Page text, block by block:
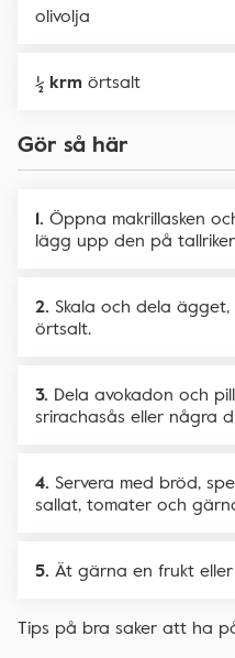
olivolja
½ krm örtsalt
Gör så här
Öppna makrillasken
lägg upp den på
Skala och dela
örtsalt.
Dela avokadon och
srirachasås eller några
Servera med bröd,
sallat, tomater och
Ät gärna en frukt
Tips på bra saker att ha